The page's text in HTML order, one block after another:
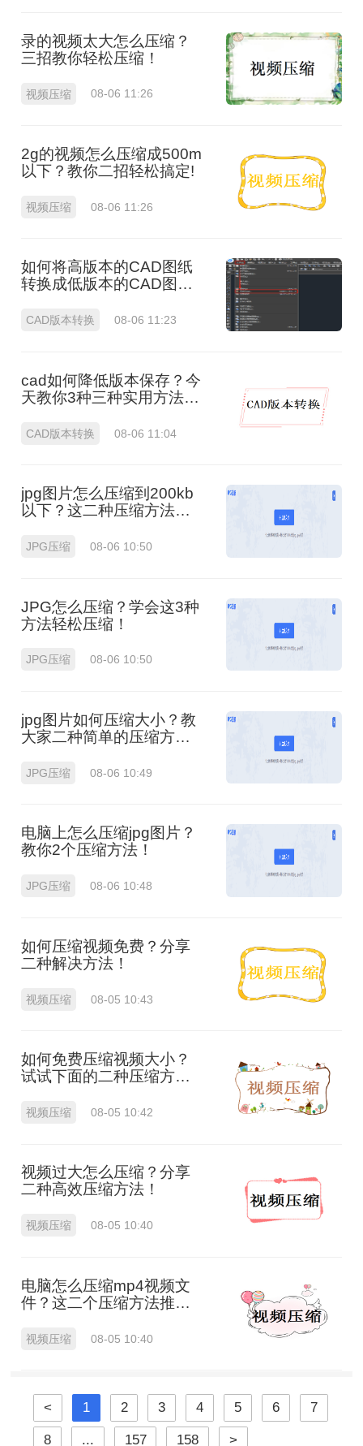
录的视频太大怎么压缩？
三招教你轻松压缩！
视频压缩 08-06 11:26
2g的视频怎么压缩成500m
以下？教你二招轻松搞定!
视频压缩 08-06 11:26
如何将高版本的CAD图纸
转换成低版本的CAD图
CAD版本转换 08-06 11:23
cad如何降低版本保存？今
天教你3种三种实用方法对
CAD版本转换 08-06 11:04
jpg图片怎么压缩到200kb
以下？这二种压缩方法你
JPG压缩 08-06 10:50
JPG怎么压缩？学会这3种
方法轻松压缩！
JPG压缩 08-06 10:50
jpg图片如何压缩大小？教
大家二种简单的压缩方
JPG压缩 08-06 10:49
电脑上怎么压缩jpg图片？
教你2个压缩方法！
JPG压缩 08-06 10:48
如何压缩视频免费？分享
二种解决方法！
视频压缩 08-05 10:43
如何免费压缩视频大小？
试试下面的二种压缩方
视频压缩 08-05 10:42
视频过大怎么压缩？分享
二种高效压缩方法！
视频压缩 08-05 10:40
电脑怎么压缩mp4视频文
件？这二个压缩方法推荐
视频压缩 08-05 10:40
< 1 2 3 4 5 6 7
8 ... 157 158 >